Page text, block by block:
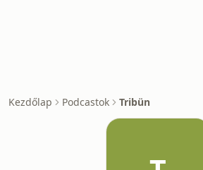
Kezdőlap Podcastok Tribün